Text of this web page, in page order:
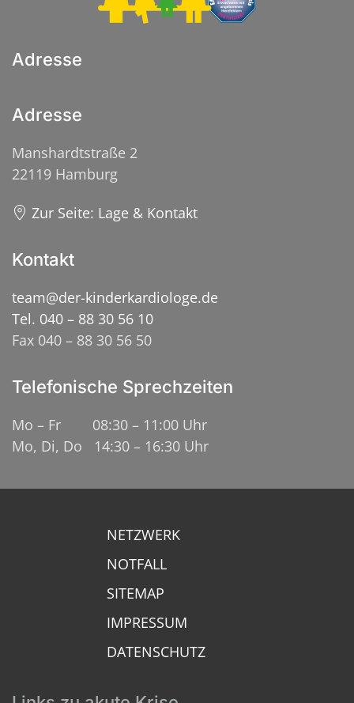
Adresse
Adresse
Manshardtstraße 2
22119 Hamburg
Zur Seite: Lage & Kontakt
Kontakt
team@der-kinderkardiologe.de
Tel. 040 – 88 30 56 10
Fax 040 – 88 30 56 50
Telefonische Sprechzeiten
Mo – Fr 08:30 – 11:00 Uhr
Mo, Di, Do 14:30 – 16:30 Uhr
NETZWERK
NOTFALL
SITEMAP
IMPRESSUM
DATENSCHUTZ